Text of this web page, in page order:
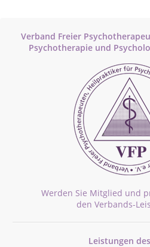
Verband Freier
Psychotherapie und
Werden Sie Mitglied und
den Verbands-
Leistungen